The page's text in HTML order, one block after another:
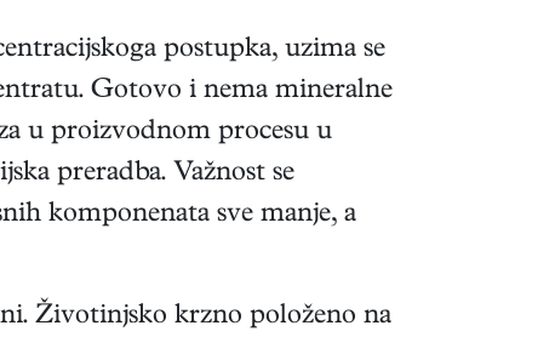
postupka, uzima se
Gotovo i nema mineralne
u proizvodnom procesu u
preradba. Važnost se
komponenata sve manje, a
Životinjsko krzno položeno na